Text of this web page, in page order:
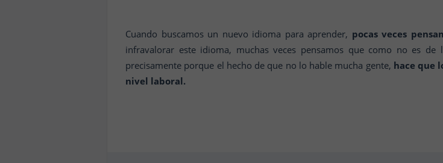
Cuando buscamos un nuevo idioma para aprender, pocas veces
infravalorar este idioma, muchas veces pensamos que como no es
precisamente porque el hecho de que no lo hable mucha gente, hace que
nivel laboral.